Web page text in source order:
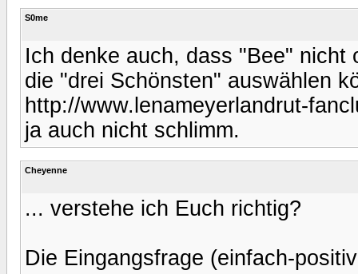
S0me
Ich denke auch, dass "Bee" nicht
die "drei Schönsten" auswählen
http://www.lenameyerlandrut-
ja auch nicht schlimm.
Cheyenne
... verstehe ich Euch richtig?
Die Eingangsfrage (einfach-